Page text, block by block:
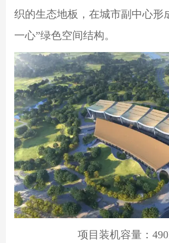
织的生态地板，在城市副中心形
一心”绿色空间结构。
项目装机容量：